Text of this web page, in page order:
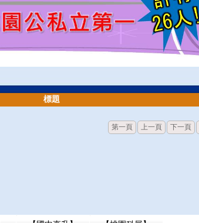
標題
第一頁 上一頁 下一頁